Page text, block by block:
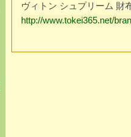
ヴィトン シュプリーム 財
http://www.tokei365.net/